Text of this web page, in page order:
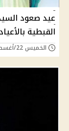
عيد صعود
القبطية
الخميس 22/أغسطس/2024 - 08:29 م